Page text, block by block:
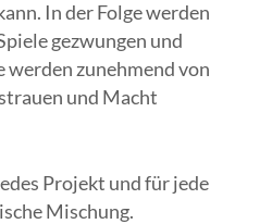
In der Folge werden
gezwungen und
werden zunehmend von
und Macht
Projekt und für jede
Mischung.